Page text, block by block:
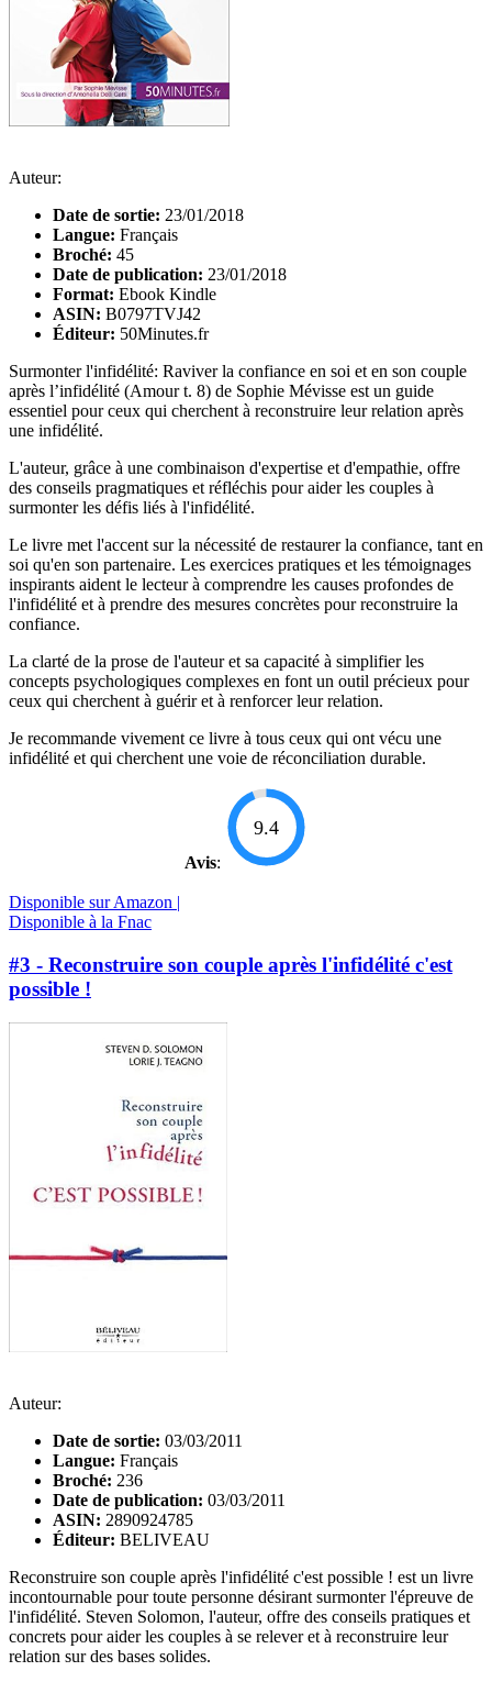
Auteur:
Date de sortie: 23/01/2018
Langue: Français
Broché: 45
Date de publication: 23/01/2018
Format: Ebook Kindle
ASIN: B0797TVJ42
Éditeur: 50Minutes.fr
Surmonter l'infidélité: Raviver la confiance en soi et en son couple
après l’infidélité (Amour t. 8) de Sophie Mévisse est un guide
essentiel pour ceux qui cherchent à reconstruire leur relation après
une infidélité.
L'auteur, grâce à une combinaison d'expertise et d'empathie, offre
des conseils pragmatiques et réfléchis pour aider les couples à
surmonter les défis liés à l'infidélité.
Le livre met l'accent sur la nécessité de restaurer la confiance, tant en
soi qu'en son partenaire. Les exercices pratiques et les témoignages
inspirants aident le lecteur à comprendre les causes profondes de
l'infidélité et à prendre des mesures concrètes pour reconstruire la
confiance.
La clarté de la prose de l'auteur et sa capacité à simplifier les
concepts psychologiques complexes en font un outil précieux pour
ceux qui cherchent à guérir et à renforcer leur relation.
Je recommande vivement ce livre à tous ceux qui ont vécu une
infidélité et qui cherchent une voie de réconciliation durable.
Avis:
9.4
Disponible sur Amazon |
Disponible à la Fnac
#3 - Reconstruire son couple après l'infidélité c'est
possible !
Auteur:
Date de sortie: 03/03/2011
Langue: Français
Broché: 236
Date de publication: 03/03/2011
ASIN: 2890924785
Éditeur: BELIVEAU
Reconstruire son couple après l'infidélité c'est possible ! est un livre
incontournable pour toute personne désirant surmonter l'épreuve de
l'infidélité. Steven Solomon, l'auteur, offre des conseils pratiques et
concrets pour aider les couples à se relever et à reconstruire leur
relation sur des bases solides.